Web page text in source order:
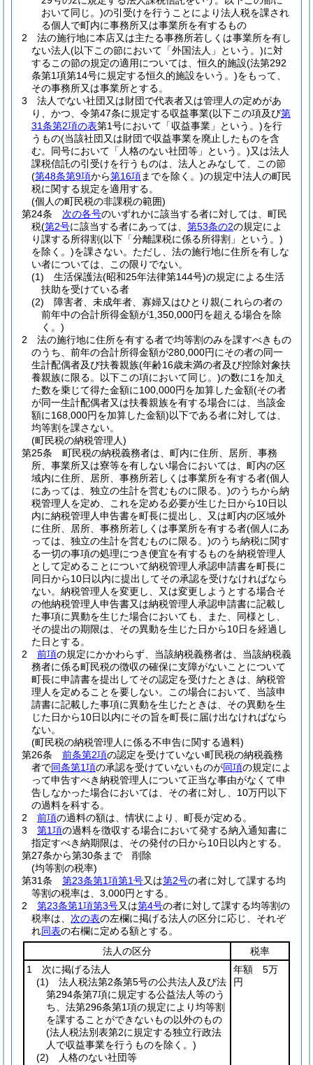
おいて同じ。)の引受けを行うことにより法人税を課され
る個人で町内に事務所又は事業所を有するもの
2
法の施行地に本店又は主たる事務所若しくは事業所を有し
ない法人(以下この節において「外国法人」という。)に対
するこの節の規定の適用については、恒久的施設(法第292
条第1項第14号に規定する恒久的施設をいう。)をもって、
その事務所又は事業所とする。
3
法人でない社団又は財団で代表者又は管理人の定めがあ
り、かつ、令第47条に規定する収益事業(以下この項及び第
31条第2項の表第1号において「収益事業」という。)を行
うもの(当該社団又は財団で収益事業を廃止したものを含
む。同号において「人格のない社団等」という。)又は法人
課税信託の引受けを行うものは、法人とみなして、この節
(第48条第9項から第16項までを除く。)の規定中法人の町民
税に関する規定を適用する。
(個人の町民税の非課税の範囲)
第24条
次の各号のいずれかに該当する者に対しては、町民
税(第2号に該当する者にあっては、 第53条の2の規定によ
り課する所得割(以下「分離課税に係る所得割」という。)
を除く。)を課さない。 ただし、法の施行地に住所を有しな
い者については、この限りでない。
(1)
生活保護法(昭和25年法律第144号)の規定による生活
扶助を受けている者
(2)
障害者、未成年者、寡婦又はひとり親(これらの者の
前年中の合計所得金額が1,350,000円を超える場合を除
く。)
2
法の施行地に住所を有する者で均等割のみを課すべきもの
のうち、前年の合計所得金額が280,000円にその者の同一
生計配偶者及び扶養親族(年齢16歳未満の者及び控除対象扶
養親族に限る。以下この項において同じ。)の数に1を加え
た数を乗じて得た金額に100,000円を加算した金額(その者
が同一生計配偶者又は扶養親族を有する場合には、当該金
額に168,000円を加算した金額)以下である者に対しては、
均等割を課さない。
(町民税の納税管理人)
第25条
町民税の納税義務者は、町内に住所、居所、事務
所、事業所又は寮等を有しない場合においては、町内の区
域内に住所、居所、事務所若しくは事業所を有する者(個人
にあっては、独立の生計を営むものに限る。)のうちから納
税管理人を定め、これを定める必要が生じた日から10日以
内に納税管理人申告書を町長に提出し、又は町内の区域外
に住所、居所、事務所若しくは事業所を有する者(個人にあ
っては、独立の生計を営むものに限る。)のうち納税に関す
る一切の事項の処理につき便宜を有するものを納税管理人
として定めることについて納税管理人承認申請書を町長に
同日から10日以内に提出してその承認を受けなければなら
ない。 納税管理人を変更し、又は変更しようとする場合そ
の他納税管理人申告書又は納税管理人承認申請書に記載し
た事項に異動を生じた場合においても、また、同様とし、
その提出の期限は、その異動を生じた日から10日を経過し
た日とする。
2
前項の規定にかかわらず、当該納税義務者は、当該納税義
務者に係る町民税の徴収の確保に支障がないことについて
町長に申請書を提出してその認定を受けたときは、納税管
理人を定めることを要しない。
この場合において、当該申
請書に記載した事項に異動を生じたときは、その異動を生
じた日から10日以内にその旨を町長に届け出なければなら
ない。
(町民税の納税管理人に係る不申告に関する過料)
第26条
前条第2項の認定を受けていない町民税の納税義務
者で同条第1項の承認を受けていないものが同項の規定によ
って申告すべき納税管理人について正当な事由がなくて申
告しなかった場合においては、その者に対し、10万円以下
の過料を科する。
2
前項の過料の額は、情状により、町長が定める。
3
第1項の過料を徴収する場合において発する納入通知書に
指定すべき納期限は、その発付の日から10日以内とする。
第27条から第30条まで
削除
(均等割の税率)
第31条
第23条第1項第1号又は第2号の者に対して課する均
等割の税率は、3,000円とする。
2
第23条第1項第3号又は第4号の者に対して課する均等割の
税率は、 次の表の左欄に掲げる法人の区分に応じ、それぞ
れ同表の右欄に定める額とする。
法人の区分
税率
1 次に掲げる法人
(1) 法人税法第2条第5号の公共法人及び法
第294条第7項に規定する公益法人等のう
ち、法第296条第1項の規定により均等割
を課することができないもの以外のもの
(法人税法別表第2に規定する独立行政法
人で収益事業を行うものを除く。)
(2) 人格のない社団等
年額 5万
円